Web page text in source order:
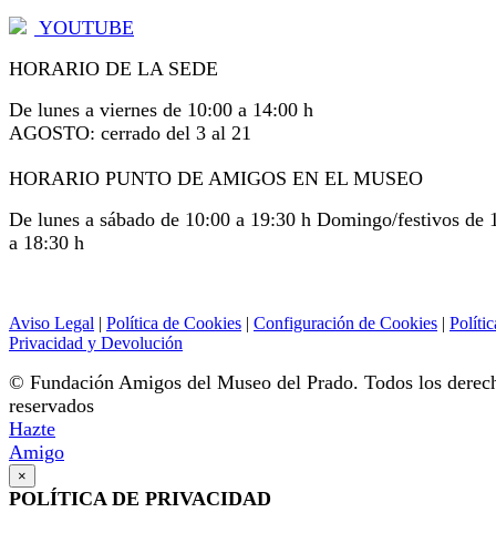
YOUTUBE
HORARIO DE LA SEDE
De lunes a viernes de 10:00 a 14:00 h
AGOSTO: cerrado del 3 al 21
HORARIO PUNTO DE AMIGOS EN EL MUSEO
De lunes a sábado de 10:00 a 19:30 h Domingo/festivos de
a 18:30 h
Aviso Legal | Política de Cookies | Configuración de Cookies |
Privacidad y Devolución
© Fundación Amigos del Museo del Prado. Todos los
reservados
Hazte
Amigo
×
POLÍTICA DE PRIVACIDAD